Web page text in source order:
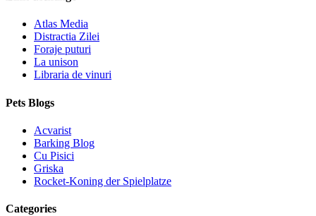
Atlas Media
Distractia Zilei
Foraje puturi
La unison
Libraria de vinuri
Pets Blogs
Acvarist
Barking Blog
Cu Pisici
Griska
Rocket-Koning der Spielplatze
Categories